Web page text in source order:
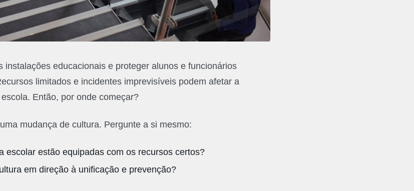
instalações educacionais e proteger alunos e funcionários
limitados e incidentes imprevisíveis podem afetar a
Então, por onde começar?
mudança de cultura. Pergunte a si mesmo:
escolar estão equipadas com os recursos certos?
em direção à unificação e prevenção?